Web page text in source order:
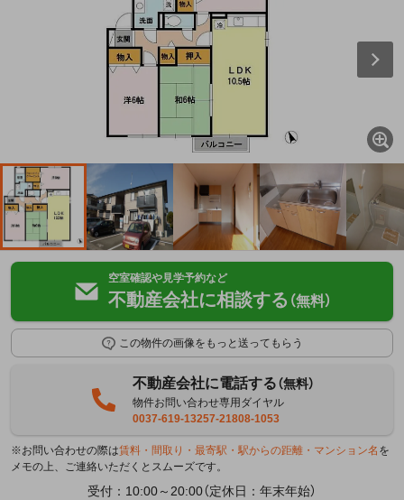
空室確認や見学予約など
不動産会社に相談する （無料）
この物件の画像をもっと送ってもらう
不動産会社に電話する（無料）
物件お問い合わせ専用ダイヤル
0037-619-13257-21808-1053
※お問い合わせの際は賃料・間取り・最寄駅・駅からの距離・マンション名 を
メモの上、ご連絡いただくとスムーズです。
受付：10:00～20:00（定休日：年末年始）